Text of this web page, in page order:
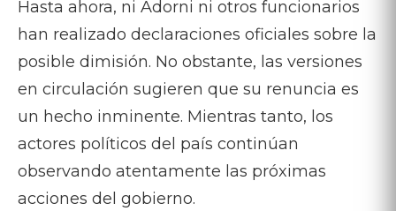
Hasta ahora, ni Adorni ni otros funcionarios
han realizado declaraciones oficiales sobre la
posible dimisión. No obstante, las versiones
en circulación sugieren que su renuncia es
un hecho inminente. Mientras tanto, los
actores políticos del país continúan
observando atentamente las próximas
acciones del gobierno.